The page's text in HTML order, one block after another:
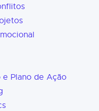
e Plano de Ação